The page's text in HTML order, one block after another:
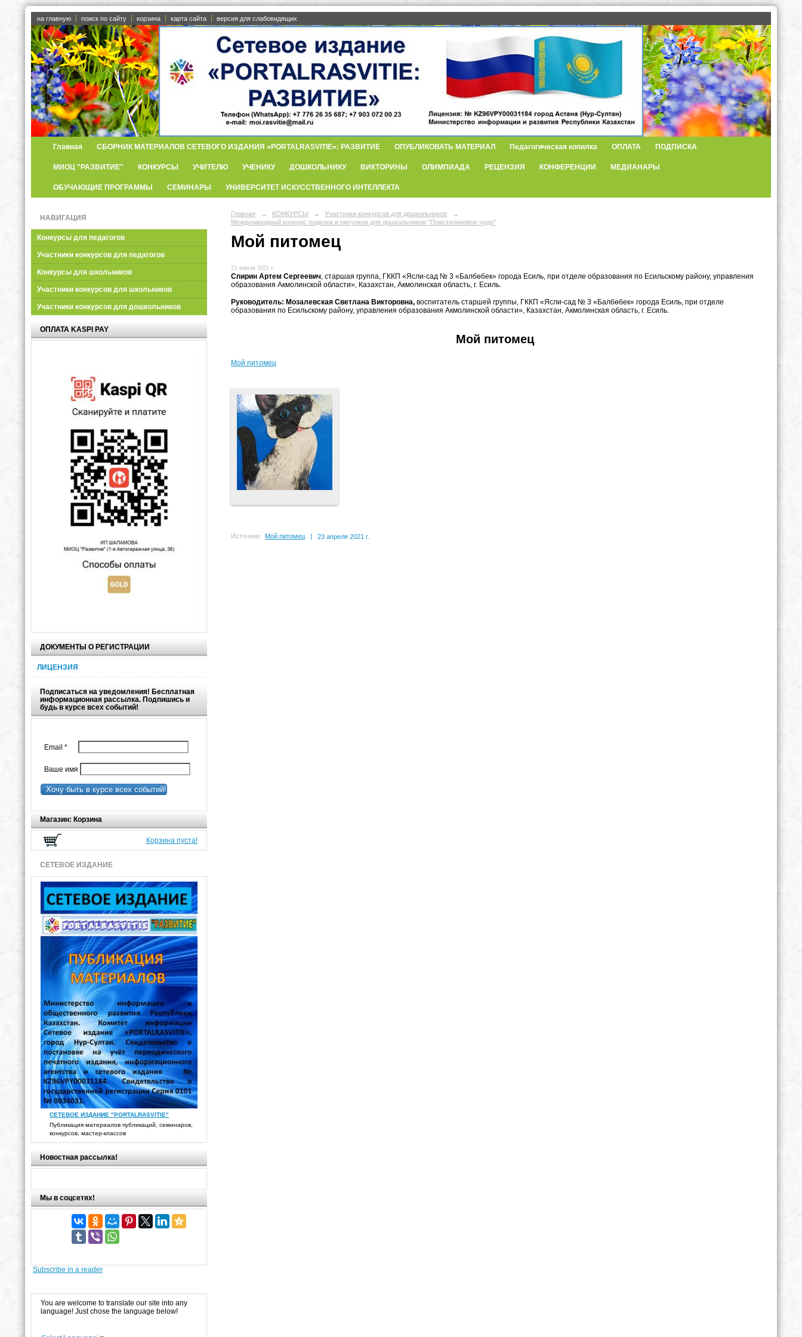
на главную поиск по сайту корзина карта сайта версия для слабовидящих
Главная СБОРНИК МАТЕРИАЛОВ СЕТЕВОГО ИЗДАНИЯ «PORTALRASVITIE»: РАЗВИТИЕ ОПУБЛИКОВАТЬ МАТЕРИАЛ Педагогическая копилка ОПЛАТА ПОДПИСКА
МИОЦ "РАЗВИТИЕ" КОНКУРСЫ УЧИТЕЛЮ УЧЕНИКУ ДОШКОЛЬНИКУ ВИКТОРИНЫ ОЛИМПИАДА РЕЦЕНЗИЯ КОНФЕРЕНЦИИ МЕДИАНАРЫ
ОБУЧАЮЩИЕ ПРОГРАММЫ СЕМИНАРЫ УНИВЕРСИТЕТ ИСКУССТВЕННОГО ИНТЕЛЛЕКТА
НАВИГАЦИЯ
Конкурсы для педагогов
Участники конкурсов для педагогов
Конкурсы для школьников
Участники конкурсов для школьников
Участники конкурсов для дошкольников
ОПЛАТА KASPI PAY
ДОКУМЕНТЫ О РЕГИСТРАЦИИ
ЛИЦЕНЗИЯ
Подписаться на уведомления! Бесплатная
информационная рассылка. Подпишись и
будь в курсе всех событий!
Email *
Ваше имя
Хочу быть в курсе всех событий!
Магазин: Корзина
Корзина пуста!
СЕТЕВОЕ ИЗДАНИЕ
СЕТЕВОЕ ИЗДАНИЕ "PORTALRASVITIE"
Публикация материалов публикаций, семинаров,
конкурсов, мастер-классов
Новостная рассылка!
Мы в соцсетях!
Subscribe in a reader
You are welcome to translate our site into any
language! Just chose the language below!
Главная → КОНКУРСЫ → Участники конкурсов для дошкольников
→
Международный конкурс поделок и рисунков для дошкольников "Пластилиновое чудо"
Мой питомец
23 апреля 2021 г.
Спирин Артем Сергеевич , старшая группа, ГККП «Ясли-сад № 3 «Балбөбек» города Есиль, при отделе образования по Есильскому району, управления
образования Акмолинской области», Казахстан, Акмолинская область, г. Есиль.
Руководитель: Мозалевская Светлана Викторовна, воспитатель старшей группы, ГККП «Ясли-сад № 3 «Балбөбек» города Есиль, при отделе
образования по Есильскому району, управления образования Акмолинской области», Казахстан, Акмолинская область, г. Есиль.
Мой питомец
Мой питомец
Источник: Мой питомец | 23 апреля 2021 г.